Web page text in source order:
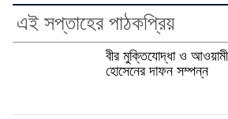
এই সপ্তাহের পাঠকপ্রিয়
বীর মুক্তিযোদ্ধা ও
হোসেনের দাফন সম্পন্ন